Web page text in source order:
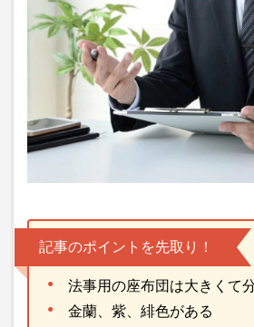
記事のポイントを先取り！
法事用の座布団は大きくて
金蘭、紫、緋色がある